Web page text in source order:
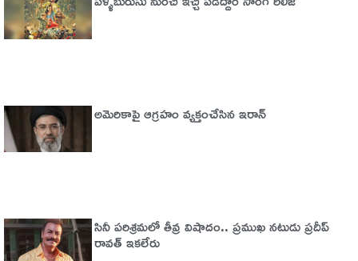
అమెరికాపై ఆగ్ర‌హం వ్య‌క్తంచేసిన ఇరాన్
సినీ పరిశ్రమలో తీవ్ర విషాదం.. ప్రముఖ నటుడు ప్రదీప్
రావత్ ఇకలేరు